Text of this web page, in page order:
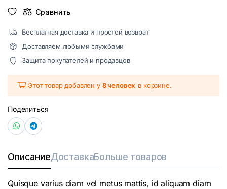
Сравнить
Бесплатная доставка и простой возврат
Доставляем любыми службами
Защита покупателей и продавцов
Этот товар добавлен у 8 человек в корзине.
Поделиться
ОписаниеДоставкаБольше товаров
Quisque varius diam vel metus mattis, id aliquam diam